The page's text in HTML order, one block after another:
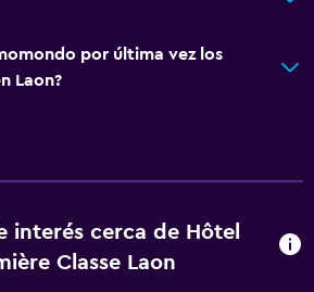
por última vez los
Laon?
interés cerca de Hôtel
Classe Laon